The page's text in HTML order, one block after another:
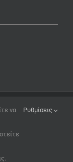
να
Ρυθμίσεις